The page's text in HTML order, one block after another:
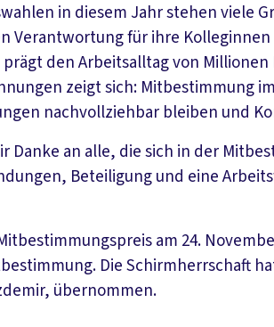
in diesem Jahr stehen viele
Verantwortung für ihre
den Arbeitsalltag von
zeigt sich: Mitbestimmung
nachvollziehbar bleiben und
Danke an alle, die sich in der
Beteiligung und eine
am 24.
Die Schirmherrschaft
übernommen.